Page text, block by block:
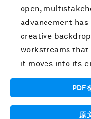
open,
advancement
creative
workstreams
it moves into its
PDF
原